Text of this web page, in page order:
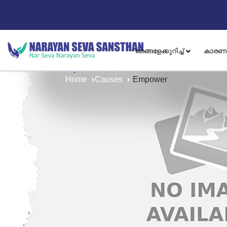
ഞങ്ങളേക്കുറിച്ച്
Home Causes Empower